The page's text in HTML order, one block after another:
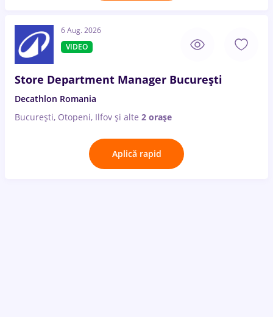
6 Aug. 2026
VIDEO
Store Department Manager București
Decathlon Romania
București, Otopeni, Ilfov și alte 2 orașe
Aplică rapid